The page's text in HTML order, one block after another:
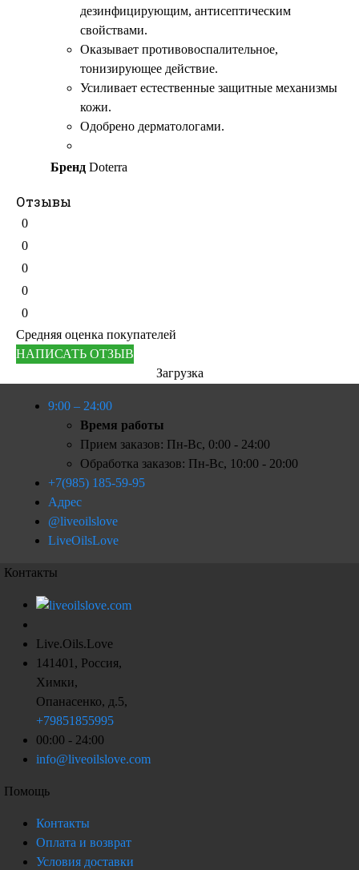
дезинфицирующим, антисептическим
свойствами.
Оказывает противовоспалительное,
тонизирующее действие.
Усиливает естественные защитные механизмы
кожи.
Одобрено дерматологами.
Бренд Doterra
Отзывы
0
0
0
0
0
Средняя оценка покупателей
НАПИСАТЬ ОТЗЫВ
Загрузка
9:00 – 24:00
Время работы
Прием заказов: Пн-Вс, 0:00 - 24:00
Обработка заказов: Пн-Вс, 10:00 - 20:00
+7(985) 185-59-95
Адрес
@liveoilslove
LiveOilsLove
Контакты
Live.Oils.Love
141401 , Россия,
Химки,
Опанасенко, д.5,
+79851855995
00:00 - 24:00
info@liveoilslove.com
Помощь
Контакты
Оплата и возврат
Условия доставки